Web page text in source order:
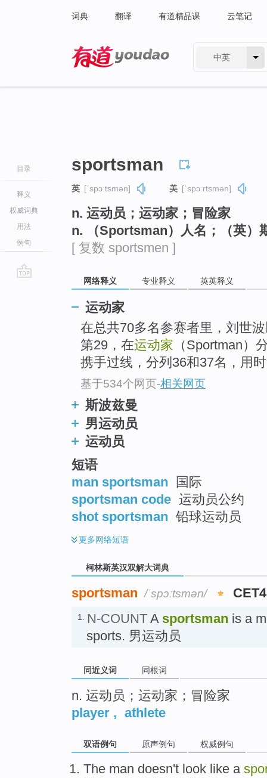
词典 翻译 有道精品课 云笔记
中英
目录
释义
权威词典
用法
例句
sportsman
英 [ˈspɔːtsmən] 美 [ˈspɔːrtsmən]
n. 运动员；运动家；冒险家
n. （Sportsman）人名；（英）
[ 复数 sportsmen ]
网络释义 专业释义 英英释义
运动家
在总共70多名参赛者里，刘世
第29，在运动家 （Sportman）
携手过线，分列36和37名，用
基于534个网页-相关网页
斯波兹曼
男运动员
运动员
短语
man sportsman
国际
sportsman code 运动员公约
shot sportsman 铅球运动员
更多网络短语
柯林斯英汉双解大词典
sportsman /ˈspɔːtsmən/
1. N-COUNT A sportsman is a
sports. 男运动员
同近义词 同根词
n. 运动员；运动家；冒险家
player , athlete
双语例句 原声例句 权威例句
The man doesn't look like a